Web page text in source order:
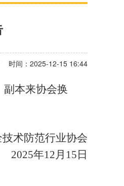
时间：2025-12-15 16:44
副本来协会换
术防范行业协会
2025年12月 15 日